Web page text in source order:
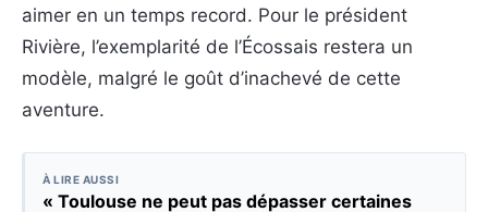
aimer en un temps record. Pour le président
Rivière, l’exemplarité de l’Écossais restera un
modèle, malgré le goût d’inachevé de cette
aventure.
À LIRE AUSSI
« Toulouse ne peut pas dépasser certaines